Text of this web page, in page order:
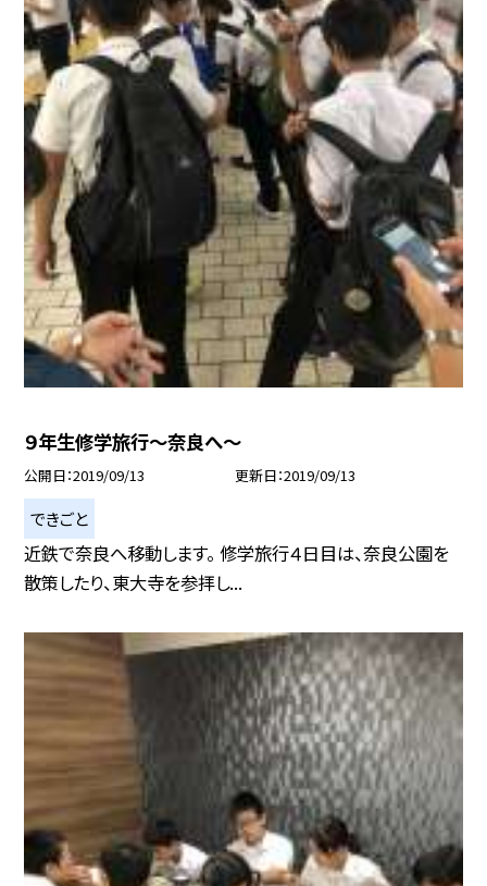
９年生修学旅行〜奈良へ〜
公開日 2019/09/13 更新日 2019/09/13
できごと
近鉄で奈良へ移動します。 修学旅行４日目は、奈良公園を
散策したり、東大寺を参拝し...